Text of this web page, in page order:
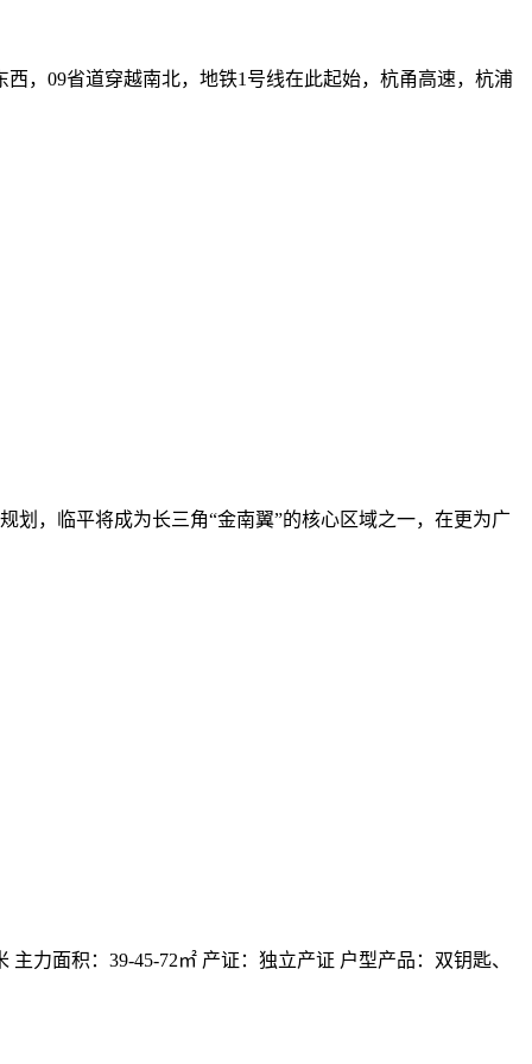
，09省道穿越南北，地铁1号线在此起始，杭甬高速，杭浦
划，临平将成为长三角“金南翼”的核心区域之一，在更为广
力面积：39-45-72㎡ 产证：独立产证 户型产品：双钥匙、